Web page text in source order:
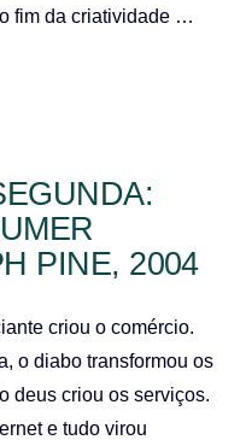
fim da criatividade …
PINE, 2004
criou o comércio.
o diabo transformou os
deus criou os serviços.
e tudo virou